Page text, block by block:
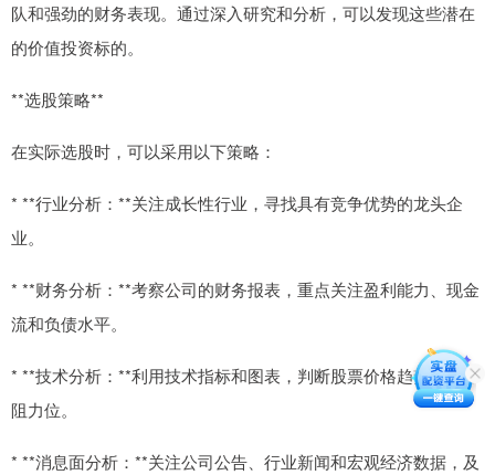
队和强劲的财务表现。通过深入研究和分析，可以发现这些潜在
的价值投资标的。
**选股策略**
在实际选股时，可以采用以下策略：
* **行业分析：**关注成长性行业，寻找具有竞争优势的龙头企
业。
* **财务分析：**考察公司的财务报表，重点关注盈利能力、现金
流和负债水平。
* **技术分析：**利用技术指标和图表，判断股票价格趋势和支撑
阻力位。
* **消息面分析：**关注公司公告、行业新闻和宏观经济数据，及